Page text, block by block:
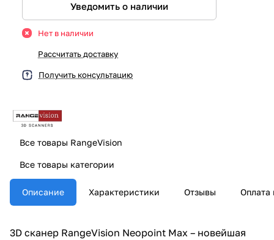
Уведомить о наличии
Нет в наличии
Рассчитать доставку
Получить консультацию
Все товары RangeVision
Все товары категории
Описание Характеристики Отзывы Оплата
3D сканер RangeVision Neopoint Max – новейшая